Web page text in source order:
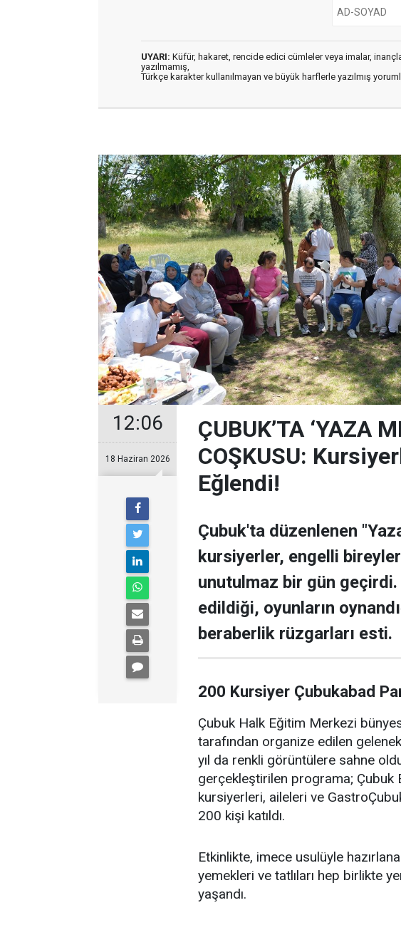
UYARI: Küfür, hakaret, rencide edici cümleler veya imalar,
yazılmamış,
Türkçe karakter kullanılmayan ve büyük harflerle yazılmış
12:06
18 Haziran 2026
ÇUBUK’TA ‘YAZA
COŞKUSU:
Eğlendi!
Çubuk'ta düzenlenen
kursiyerler, engelli
unutulmaz bir gün
edildiği, oyunların
beraberlik rüzgarları esti.
200 Kursiyer Çubukabad
Çubuk Halk Eğitim Merkezi
tarafından organize edilen
yıl da renkli görüntülere sahne
gerçekleştirilen programa; Çubuk
kursiyerleri, aileleri ve
200 kişi katıldı.
Etkinlikte, imece usulüyle
yemekleri ve tatlıları hep birlikte
yaşandı.